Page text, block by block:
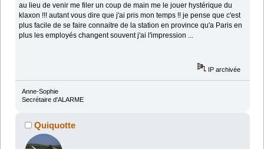
au lieu de venir me filer un coup de main me le jouer hystérique du
klaxon !!! autant vous dire que j'ai pris mon temps !! je pense que c'est
plus facile de se faire connaitre de la station en province qu'a Paris en
plus les employés changent souvent j'ai l'impression ...
IP archivée
Anne-Sophie
Secrétaire d'ALARME
Quiquotte